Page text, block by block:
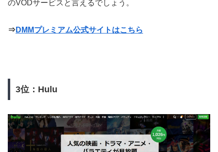
のVODサービスと言えるでしょう。
⇒ DMMプレミアム公式サイトはこちら
3位：Hulu